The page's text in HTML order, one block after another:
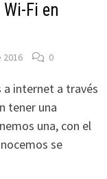
Fi en
0
a internet a través
tener una
una, con el
se